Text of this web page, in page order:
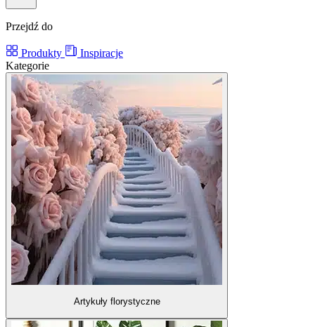
Przejdź do
Produkty
Inspiracje
Kategorie
Artykuły florystyczne